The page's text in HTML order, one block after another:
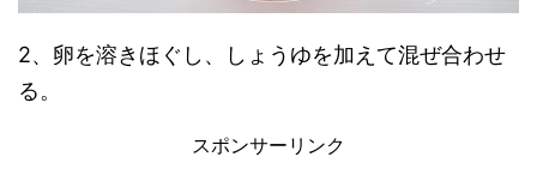
2、卵を溶きほぐし、しょうゆを加えて混ぜ合わせ
る。
スポンサーリンク